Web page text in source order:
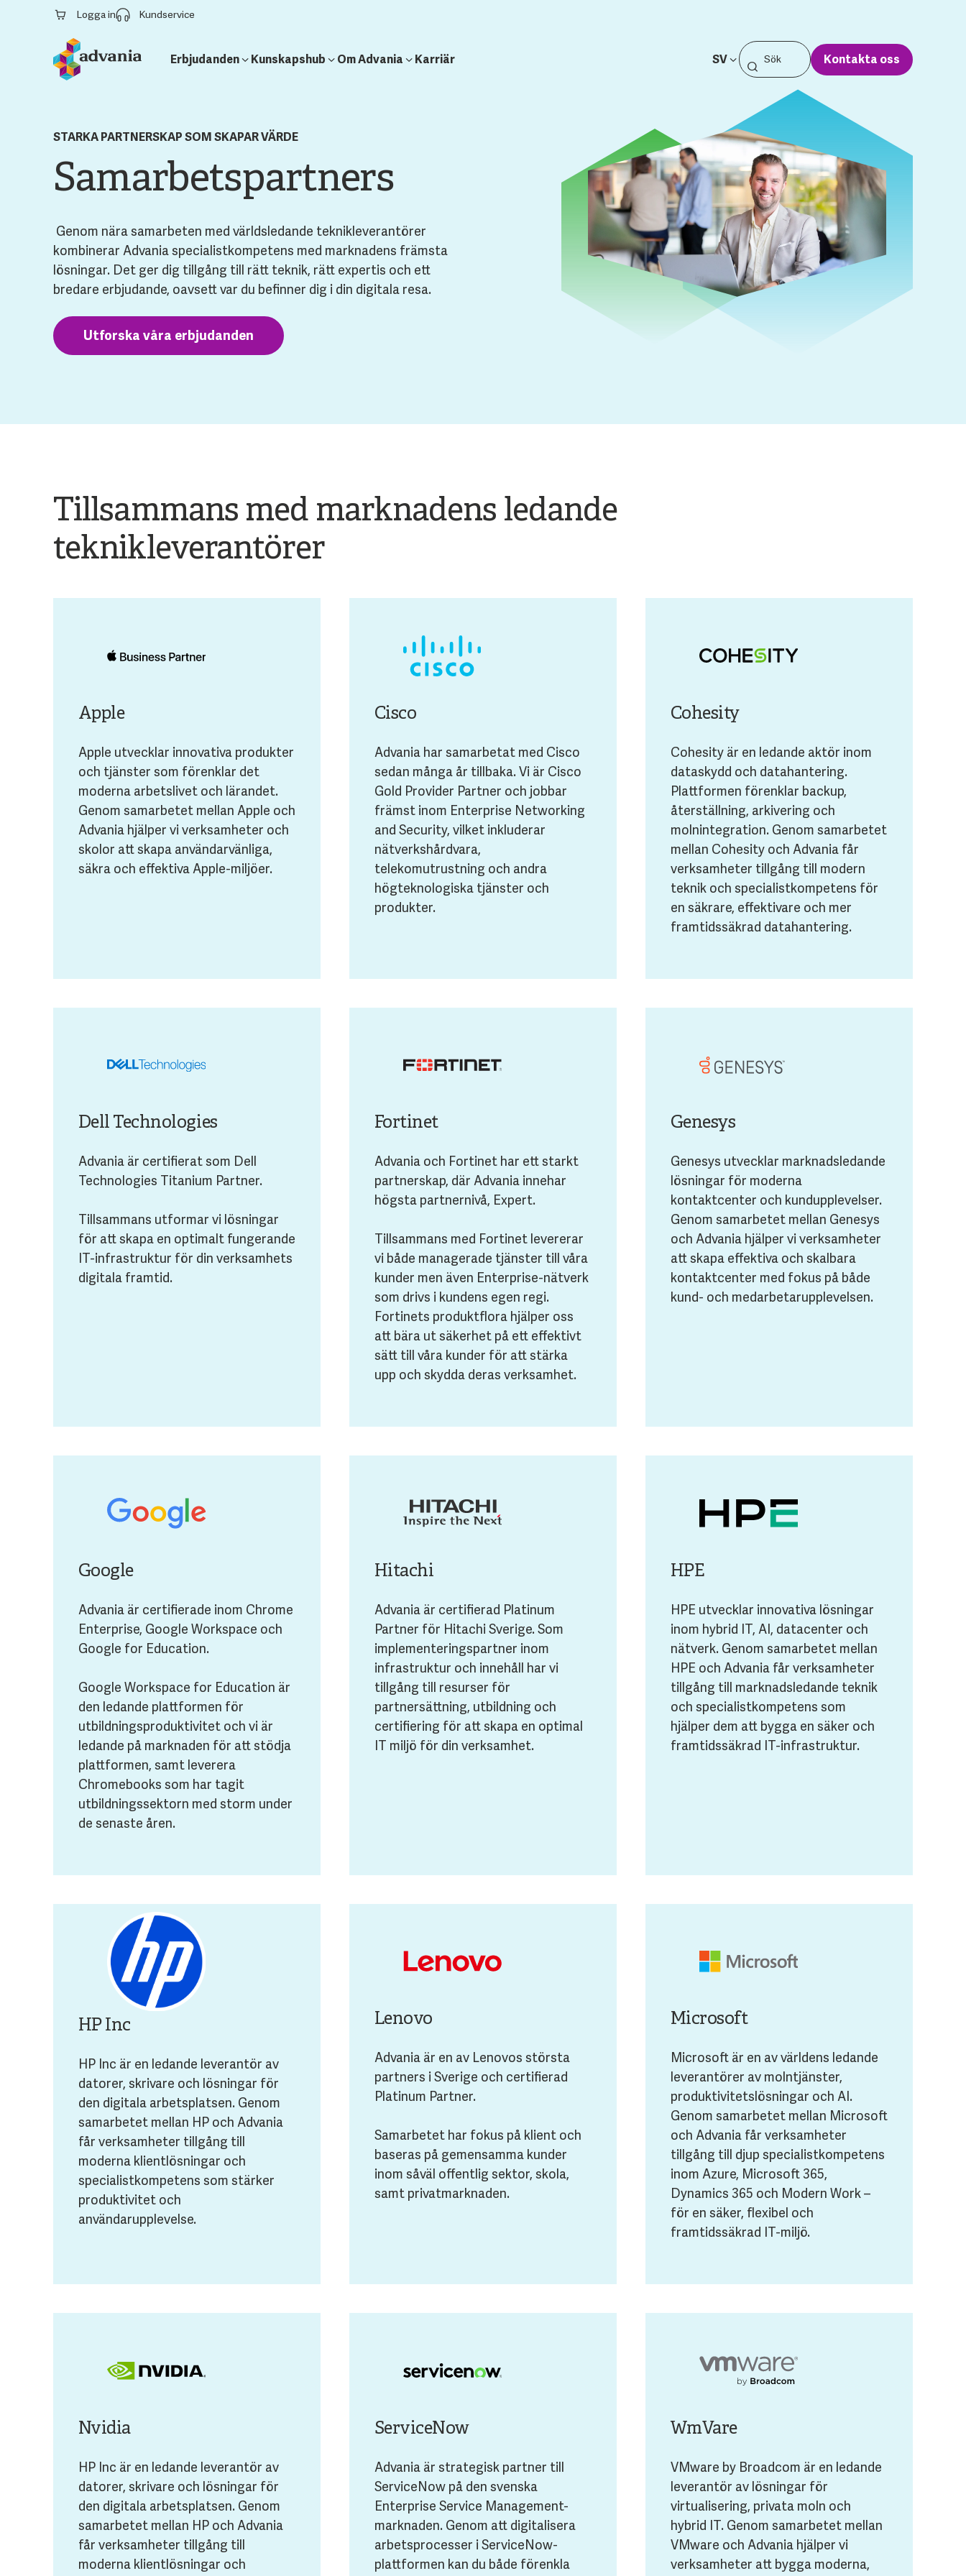
Logga in Kundservice
Erbjudanden Kunskapshub Om Advania Karriär SV Kontakta oss
STARKA PARTNERSKAP SOM SKAPAR VÄRDE
Samarbetspartners
Genom nära samarbeten med världsledande teknikleverantörer
kombinerar Advania specialistkompetens med marknadens främsta
lösningar. Det ger dig tillgång till rätt teknik, rätt expertis och ett
bredare erbjudande, oavsett var du befinner dig i din digitala resa.
Utforska våra erbjudanden
Tillsammans med marknadens ledande
teknikleverantörer
Apple
Apple utvecklar innovativa produkter
och tjänster som förenklar det
moderna arbetslivet och lärandet.
Genom samarbetet mellan Apple och
Advania hjälper vi verksamheter och
skolor att skapa användarvänliga,
säkra och effektiva Apple-miljöer.
Cisco
Advania har samarbetat med Cisco
sedan många år tillbaka. Vi är Cisco
Gold Provider Partner och jobbar
främst inom Enterprise Networking
and Security, vilket inkluderar
nätverkshårdvara,
telekomutrustning och andra
högteknologiska tjänster och
produkter.
Cohesity
Cohesity är en ledande aktör inom
dataskydd och datahantering.
Plattformen förenklar backup,
återställning, arkivering och
molnintegration. Genom samarbetet
mellan Cohesity och Advania får
verksamheter tillgång till modern
teknik och specialistkompetens för
en säkrare, effektivare och mer
framtidssäkrad datahantering.
Dell Technologies
Advania är certifierat som Dell
Technologies Titanium Partner.
Tillsammans utformar vi lösningar
för att skapa en optimalt fungerande
IT-infrastruktur för din verksamhets
digitala framtid.
Fortinet
Advania och Fortinet har ett starkt
partnerskap, där Advania innehar
högsta partnernivå, Expert.
Tillsammans med Fortinet levererar
vi både managerade tjänster till våra
kunder men även Enterprise-nätverk
som drivs i kundens egen regi.
Fortinets produktflora hjälper oss
att bära ut säkerhet på ett effektivt
sätt till våra kunder för att stärka
upp och skydda deras verksamhet.
Genesys
Genesys utvecklar marknadsledande
lösningar för moderna
kontaktcenter och kundupplevelser.
Genom samarbetet mellan Genesys
och Advania hjälper vi verksamheter
att skapa effektiva och skalbara
kontaktcenter med fokus på både
kund- och medarbetarupplevelsen.
Google
Advania är certifierade inom Chrome
Enterprise, Google Workspace och
Google for Education.
Google Workspace for Education är
den ledande plattformen för
utbildningsproduktivitet och vi är
ledande på marknaden för att stödja
plattformen, samt leverera
Chromebooks som har tagit
utbildningssektorn med storm under
de senaste åren.
Hitachi
Advania är certifierad Platinum
Partner för Hitachi Sverige. Som
implementeringspartner inom
infrastruktur och innehåll har vi
tillgång till resurser för
partnersättning, utbildning och
certifiering för att skapa en optimal
IT miljö för din verksamhet.
HPE
HPE utvecklar innovativa lösningar
inom hybrid IT, AI, datacenter och
nätverk. Genom samarbetet mellan
HPE och Advania får verksamheter
tillgång till marknadsledande teknik
och specialistkompetens som
hjälper dem att bygga en säker och
framtidssäkrad IT-infrastruktur.
HP Inc
HP Inc är en ledande leverantör av
datorer, skrivare och lösningar för
den digitala arbetsplatsen. Genom
samarbetet mellan HP och Advania
får verksamheter tillgång till
moderna klientlösningar och
specialistkompetens som stärker
produktivitet och
användarupplevelse.
Lenovo
Advania är en av Lenovos största
partners i Sverige och certifierad
Platinum Partner.
Samarbetet har fokus på klient och
baseras på gemensamma kunder
inom såväl offentlig sektor, skola,
samt privatmarknaden.
Microsoft
Microsoft är en av världens ledande
leverantörer av molntjänster,
produktivitetslösningar och AI.
Genom samarbetet mellan Microsoft
och Advania får verksamheter
tillgång till djup specialistkompetens
inom Azure, Microsoft 365,
Dynamics 365 och Modern Work –
för en säker, flexibel och
framtidssäkrad IT-miljö.
Nvidia
HP Inc är en ledande leverantör av
datorer, skrivare och lösningar för
den digitala arbetsplatsen. Genom
samarbetet mellan HP och Advania
får verksamheter tillgång till
moderna klientlösningar och
ServiceNow
Advania är strategisk partner till
ServiceNow på den svenska
Enterprise Service Management-
marknaden. Genom att digitalisera
arbetsprocesser i ServiceNow-
plattformen kan du både förenkla
WmVare
VMware by Broadcom är en ledande
leverantör av lösningar för
virtualisering, privata moln och
hybrid IT. Genom samarbetet mellan
VMware och Advania hjälper vi
verksamheter att bygga moderna,